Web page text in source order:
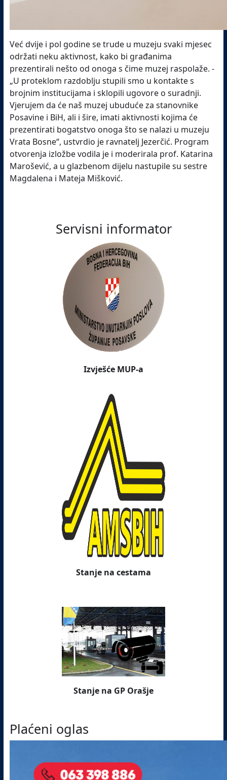
Već dvije i pol godine se trude u muzeju svaki mjesec
održati neku aktivnost, kako bi građanima
prezentirali nešto od onoga s čime muzej raspolaže. -
„U proteklom razdoblju stupili smo u kontakte s
brojnim institucijama i sklopili ugovore o suradnji.
Vjerujem da će naš muzej ubuduće za stanovnike
Posavine i BiH, ali i šire, imati aktivnosti kojima će
prezentirati bogatstvo onoga što se nalazi u muzeju
Vrata Bosne“, ustvrdio je ravnatelj Jezerčić. Program
otvorenja izložbe vodila je i moderirala prof. Katarina
Marošević, a u glazbenom dijelu nastupile su sestre
Magdalena i Mateja Mišković.
Servisni informator
Izvješće MUP-a
Stanje na cestama
Stanje na GP Orašje
Plaćeni oglas